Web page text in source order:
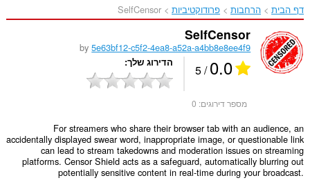
דף הבית הרחבות פרודוקטיביות SelfCensor‎
SelfCensor
by5e63bf12-c5f2-4ea8-a52a-a4bb8e8ee4f9
0.0
/ 5 הדירוג שלך
מספר דירוגים: 0
For streamers who share their browser tab with an audience, an
accidentally displayed swear word, inappropriate image, or questionable link
can lead to stream takedowns and moderation issues on streaming
platforms. Censor Shield acts as a safeguard, automatically blurring out
potentially sensitive content in real-time during your broadcast.